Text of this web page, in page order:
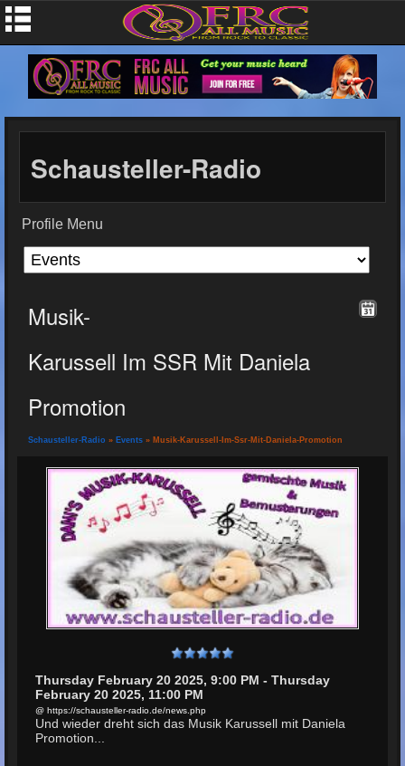
Schausteller-Radio
Profile Menu
Musik-
Karussell Im SSR Mit Daniela
Promotion
Schausteller-Radio » Events » Musik-Karussell-Im-Ssr-Mit-Daniela-Promotion
Thursday February 20 2025, 9:00 PM - Thursday
February 20 2025, 11:00 PM
@ https://schausteller-radio.de/news.php
Und wieder dreht sich das Musik Karussell mit Daniela
Promotion...